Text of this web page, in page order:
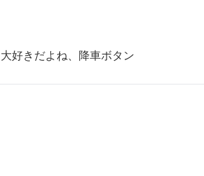
好きだよね、降車ボタン